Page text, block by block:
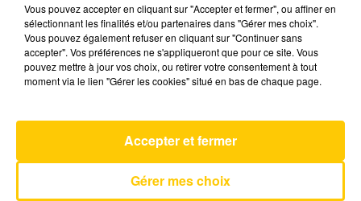
AVEYRON NORD
Vous pouvez accepter en cliquant sur "Accepter et fermer", ou affiner en
sélectionnant les finalités et/ou partenaires dans "Gérer mes choix".
Vous pouvez également refuser en cliquant sur "Continuer sans
accepter". Vos préférences ne s'appliqueront que pour ce site. Vous
pouvez mettre à jour vos choix, ou retirer votre consentement à tout
moment via le lien "Gérer les cookies" situé en bas de chaque page.
Gérer mes choix
Accepter et fermer